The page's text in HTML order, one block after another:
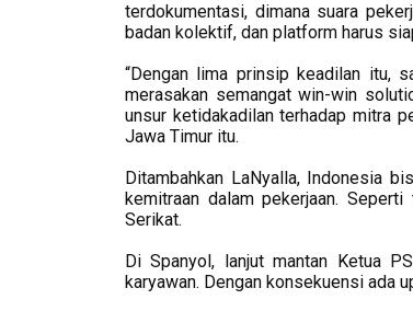
terdokumentasi, dimana suara
badan kolektif, dan platform harus
“Dengan lima prinsip keadilan itu,
merasakan semangat win-win
unsur ketidakadilan terhadap mitra
Jawa Timur itu.
Ditambahkan LaNyalla, Indonesia
kemitraan dalam pekerjaan.
Serikat.
Di Spanyol, lanjut mantan Ketua
karyawan. Dengan konsekuensi ada